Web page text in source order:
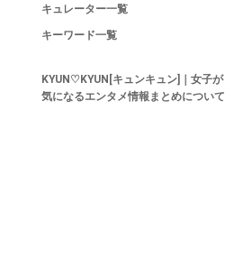
キュレーター一覧
キーワード一覧
KYUN♡KYUN[キュンキュン]｜女子が
気になるエンタメ情報まとめについて